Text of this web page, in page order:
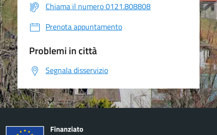
Chiama il numero 0121.808808
Prenota appuntamento
Problemi in città
Segnala disservizio